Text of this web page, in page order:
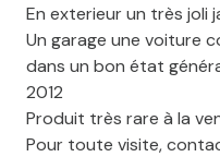
En exterieur un très joli
Un garage une voiture
dans un bon état
2012
Produit très rare à la
Pour toute visite,